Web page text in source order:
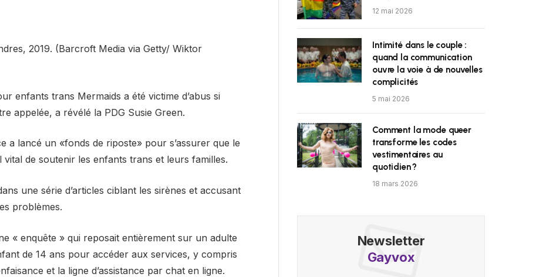
2019. (Barcroft Media via Getty/ Wiktor
enfants trans Mermaids a été victime d’abus si
appelée, a révélé la PDG Susie Green.
a lancé un «fonds de riposte» pour s’assurer que le
de soutenir les enfants trans et leurs familles.
une série d’articles ciblant les sirènes et accusant
problèmes.
« enquête » qui reposait entièrement sur un adulte
de 14 ans pour accéder aux services, y compris
et la ligne d’assistance par chat en ligne.
12 mai 2026
Intimité dans le couple :
quand la communication
ouvre la voie à de nouvelles
complicités
5 mai 2026
Comment la mode queer
transforme les codes
vestimentaires au
quotidien ?
18 mars 2026
Newsletter
Gayvox